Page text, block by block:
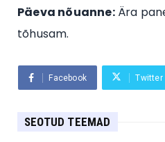
Päeva nõuanne:Ära
tõhusam.
Facebook Twitter
SEOTUD TEEMAD